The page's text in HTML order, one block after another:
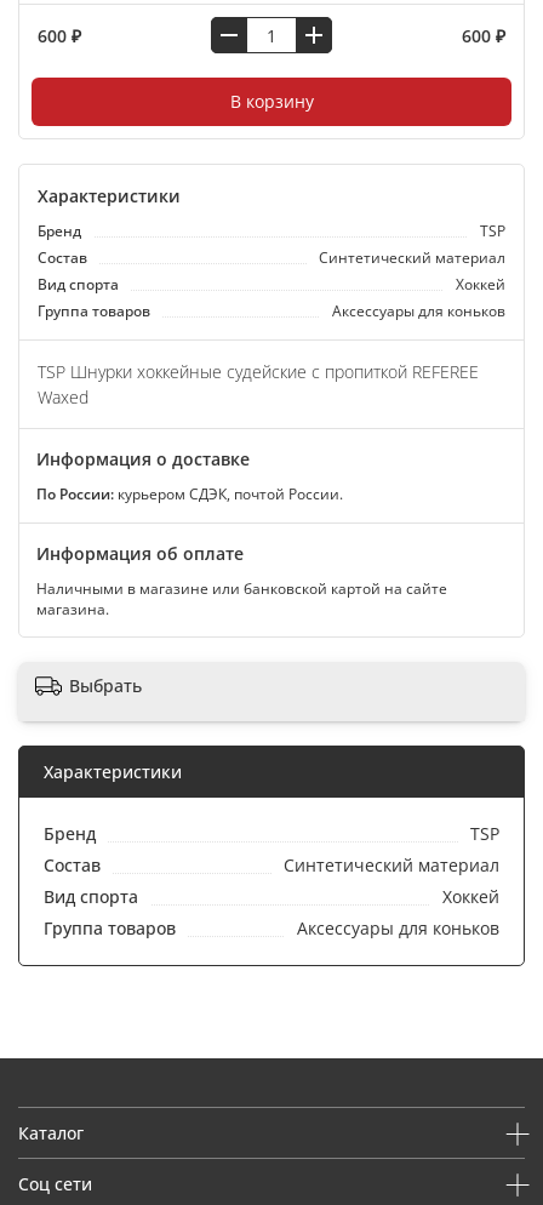
600 ₽ 600 ₽
В корзину
Характеристики
Бренд
TSP
Состав
Синтетический материал
Вид спорта
Хоккей
Группа товаров
Аксессуары для коньков
TSP Шнурки хоккейные судейские с пропиткой REFEREE
Waxed
Информация о доставке
По России: курьером СДЭК, почтой России.
Информация об оплате
Наличными в магазине или банковской картой на сайте
магазина.
Выбрать
Характеристики
Бренд
TSP
Состав
Синтетический материал
Вид спорта
Хоккей
Группа товаров
Аксессуары для коньков
Каталог
Соц сети